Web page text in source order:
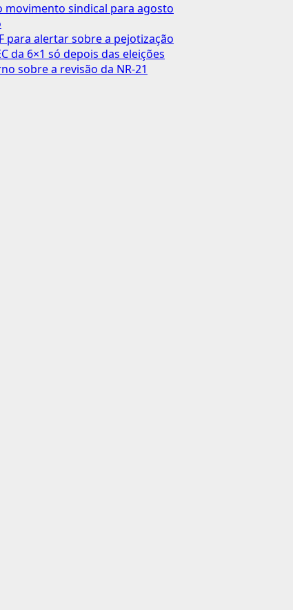
movimento sindical para agosto
para alertar sobre a pejotização
da 6×1 só depois das eleições
sobre a revisão da NR-21